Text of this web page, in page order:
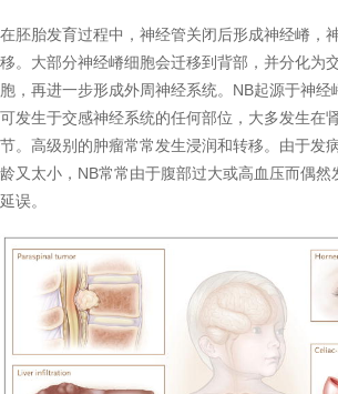
在胚胎发育过程中，神经管关闭后形成神经嵴，
移。大部分神经嵴细胞会迁移到背部，并分化为
胞，再进一步形成外周神经系统。NB起源于神
可发生于交感神经系统的任何部位，大多发生在
节。高级别的肿瘤常常发生浸润和转移。由于发
龄又太小，NB常常由于腹部过大或高血压而偶然
延误。